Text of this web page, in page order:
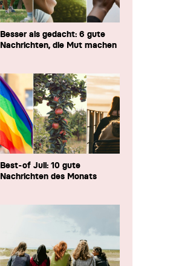
Besser als gedacht: 6 gute
Nachrichten, die Mut machen
Best-of Juli: 10 gute
Nachrichten des Monats